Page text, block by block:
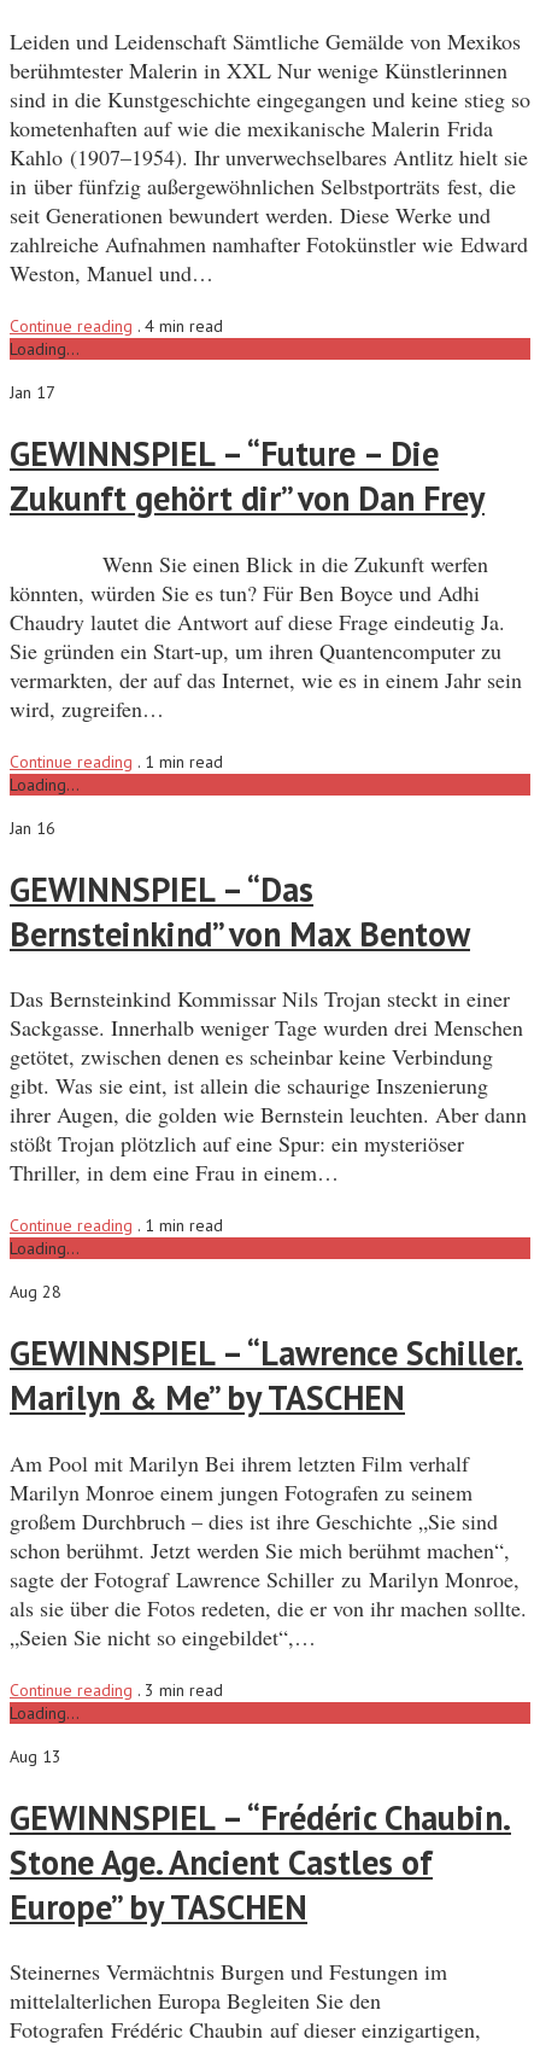
Leiden und Leidenschaft Sämtliche Gemälde von Mexikos
berühmtester Malerin in XXL Nur wenige Künstlerinnen
sind in die Kunstgeschichte eingegangen und keine stieg so
kometenhaften auf wie die mexikanische Malerin Frida
Kahlo (1907–1954). Ihr unverwechselbares Antlitz hielt sie
in über fünfzig außergewöhnlichen Selbstporträts fest, die
seit Generationen bewundert werden. Diese Werke und
zahlreiche Aufnahmen namhafter Fotokünstler wie Edward
Weston, Manuel und…
Continue reading . 4 min read
Loading...
Jan 17
GEWINNSPIEL – “Future – Die
Zukunft gehört dir” von Dan Frey
Wenn Sie einen Blick in die Zukunft werfen
könnten, würden Sie es tun? Für Ben Boyce und Adhi
Chaudry lautet die Antwort auf diese Frage eindeutig Ja.
Sie gründen ein Start-up, um ihren Quantencomputer zu
vermarkten, der auf das Internet, wie es in einem Jahr sein
wird, zugreifen…
Continue reading . 1 min read
Loading...
Jan 16
GEWINNSPIEL – “Das
Bernsteinkind” von Max Bentow
Das Bernsteinkind Kommissar Nils Trojan steckt in einer
Sackgasse. Innerhalb weniger Tage wurden drei Menschen
getötet, zwischen denen es scheinbar keine Verbindung
gibt. Was sie eint, ist allein die schaurige Inszenierung
ihrer Augen, die golden wie Bernstein leuchten. Aber dann
stößt Trojan plötzlich auf eine Spur: ein mysteriöser
Thriller, in dem eine Frau in einem…
Continue reading . 1 min read
Loading...
Aug 28
GEWINNSPIEL – “Lawrence Schiller.
Marilyn & Me” by TASCHEN
Am Pool mit Marilyn Bei ihrem letzten Film verhalf
Marilyn Monroe einem jungen Fotografen zu seinem
großem Durchbruch – dies ist ihre Geschichte „Sie sind
schon berühmt. Jetzt werden Sie mich berühmt machen“,
sagte der Fotograf Lawrence Schiller zu Marilyn Monroe,
als sie über die Fotos redeten, die er von ihr machen sollte.
„Seien Sie nicht so eingebildet“,…
Continue reading . 3 min read
Loading...
Aug 13
GEWINNSPIEL – “Frédéric Chaubin.
Stone Age. Ancient Castles of
Europe” by TASCHEN
Steinernes Vermächtnis Burgen und Festungen im
mittelalterlichen Europa Begleiten Sie den
Fotografen Frédéric Chaubin auf dieser einzigartigen,